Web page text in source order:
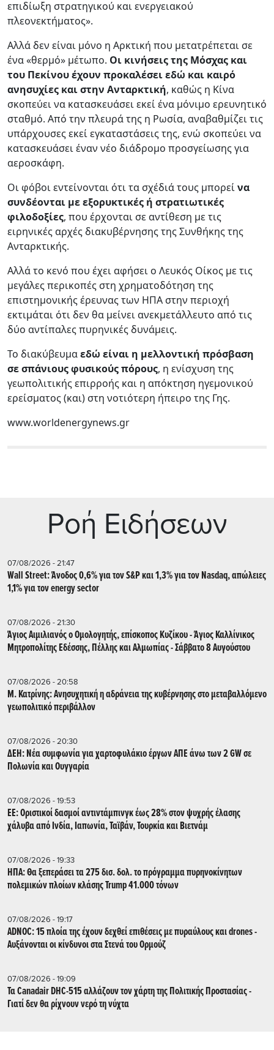
επιδίωξη στρατηγικού και ενεργειακού
πλεονεκτήματος».
Αλλά δεν είναι μόνο η Αρκτική που μετατρέπεται σε
ένα «θερμό» μέτωπο. Οι κινήσεις της Μόσχας και
του Πεκίνου έχουν προκαλέσει εδώ και καιρό
ανησυχίες και στην Ανταρκτική, καθώς η Κίνα
σκοπεύει να κατασκευάσει εκεί ένα μόνιμο ερευνητικό
σταθμό. Από την πλευρά της η Ρωσία, αναβαθμίζει τις
υπάρχουσες εκεί εγκαταστάσεις της, ενώ σκοπεύει να
κατασκευάσει έναν νέο διάδρομο προσγείωσης για
αεροσκάφη.
Οι φόβοι εντείνονται ότι τα σχέδιά τους μπορείνα
συνδέονται με εξορυκτικές ή στρατιωτικές
φιλοδοξίες, που έρχονται σε αντίθεση με τις
ειρηνικές αρχές διακυβέρνησης της Συνθήκης της
Ανταρκτικής.
Αλλά το κενό που έχει αφήσει ο Λευκός Οίκος με τις
μεγάλες περικοπές στη χρηματοδότηση της
επιστημονικής έρευνας των ΗΠΑ στην περιοχή
εκτιμάται ότι δεν θα μείνει ανεκμετάλλευτο από τις
δύο αντίπαλες πυρηνικές δυνάμεις.
Το διακύβευμαεδώ είναι η μελλοντική πρόσβαση
σε σπάνιους φυσικούς πόρους, η ενίσχυση της
γεωπολιτικής επιρροής και η απόκτηση ηγεμονικού
ερείσματος (και) στη νοτιότερη ήπειρο της Γης.
www.worldenergynews.gr
Ρoή Ειδήσεων
07/08/2026 - 21:47
Wall Street: Άνοδος 0,6% για τον S&P και 1,3% για τον Nasdaq, απώλειες
1,1% για τον energy sector
07/08/2026 - 21:30
Άγιος Αιμιλιανός ο Ομολογητής, επίσκοπος Κυζίκου - Άγιος Καλλίνικος
Μητροπολίτης Εδέσσης, Πέλλης και Αλμωπίας - Σάββατο 8 Αυγούστου
07/08/2026 - 20:58
Μ. Κατρίνης: Ανησυχητική η αδράνεια της κυβέρνησης στο μεταβαλλόμενο
γεωπολιτικό περιβάλλον
07/08/2026 - 20:30
ΔΕΗ: Νέα συμφωνία για χαρτοφυλάκιο έργων ΑΠΕ άνω των 2 GW σε
Πολωνία και Ουγγαρία
07/08/2026 - 19:53
ΕΕ: Οριστικοί δασμοί αντιντάμπινγκ έως 28% στον ψυχρής έλασης
χάλυβα από Ινδία, Ιαπωνία, Ταϊβάν, Τουρκία και Βιετνάμ
07/08/2026 - 19:33
ΗΠΑ: Θα ξεπεράσει τα 275 δισ. δολ. το πρόγραμμα πυρηνοκίνητων
πολεμικών πλοίων κλάσης Trump 41.000 τόνων
07/08/2026 - 19:17
ADNOC: 15 πλοία της έχουν δεχθεί επιθέσεις με πυραύλους και drones -
Aυξάνονται οι κίνδυνοι στα Στενά του Ορμούζ
07/08/2026 - 19:09
Τα Canadair DHC-515 αλλάζουν τον χάρτη της Πολιτικής Προστασίας -
Γιατί δεν θα ρίχνουν νερό τη νύχτα